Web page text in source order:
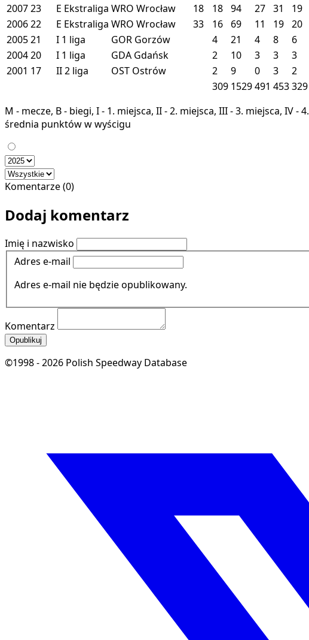
200723 E Ekstraliga WRO Wrocław 18 18 94 27 31 19
200622 E Ekstraliga WRO Wrocław 33 16 69 11 19 20
200521 I 1 liga GOR Gorzów 4 21 4 8 6
200420 I 1 liga GDA Gdańsk 2 10 3 3 3
2001 17 II2 liga OST Ostrów 2 9 0 3 2
309 1529491 453329
M - mecze, B - biegi, I - 1. miejsca, II - 2. miejsca, III - 3. miejsca, IV
średnia punktów w wyścigu
Komentarze (0)
Dodaj komentarz
Imię i nazwisko
Adres e-mail
Adres e-mail nie będzie opublikowany.
Komentarz
Opublikuj
©1998 - 2026 Polish Speedway Database